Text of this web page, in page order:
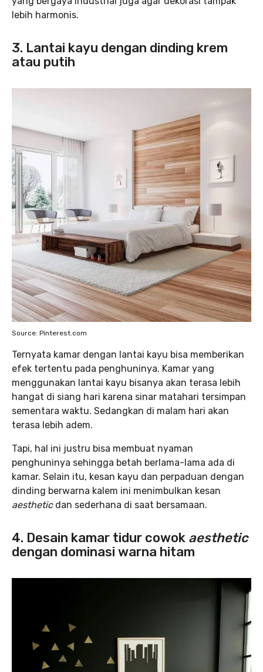
lebih harmonis.
3. Lantai kayu dengan dinding krem
atau putih
Source: Pinterest.com
Ternyata kamar dengan lantai kayu bisa memberikan
efek tertentu pada penghuninya. Kamar yang
menggunakan lantai kayu bisanya akan terasa lebih
hangat di siang hari karena sinar matahari tersimpan
sementara waktu. Sedangkan di malam hari akan
terasa lebih adem.
Tapi, hal ini justru bisa membuat nyaman
penghuninya sehingga betah berlama-lama ada di
kamar. Selain itu, kesan kayu dan perpaduan dengan
dinding berwarna kalem ini menimbulkan kesan
aesthetic dan sederhana di saat bersamaan.
4. Desain kamar tidur cowok aesthetic
dengan dominasi warna hitam